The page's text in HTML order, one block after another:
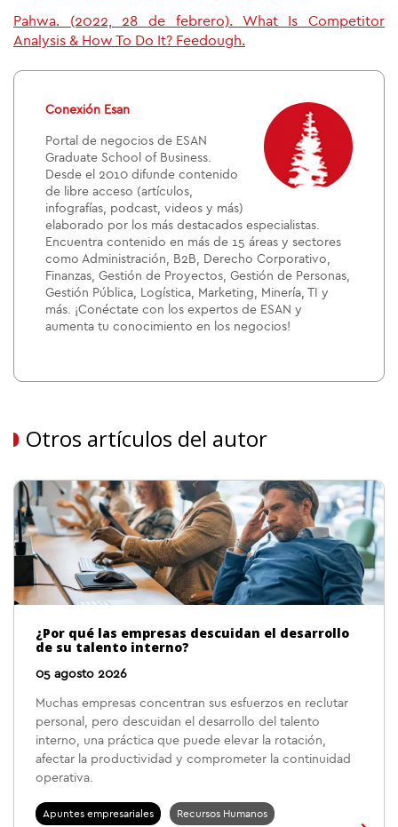
Pahwa. (2022, 28 de febrero). What Is Competitor
Analysis & How To Do It? Feedough.
Conexión Esan
Portal de negocios de ESAN
Graduate School of Business.
Desde el 2010 difunde contenido
de libre acceso (artículos,
infografías, podcast, videos y más)
elaborado por los más destacados especialistas.
Encuentra contenido en más de 15 áreas y sectores
como Administración, B2B, Derecho Corporativo,
Finanzas, Gestión de Proyectos, Gestión de Personas,
Gestión Pública, Logística, Marketing, Minería, TI y
más. ¡Conéctate con los expertos de ESAN y
aumenta tu conocimiento en los negocios!
Otros artículos del autor
¿Por qué las empresas descuidan el desarrollo
de su talento interno?
05 agosto 2026
Muchas empresas concentran sus esfuerzos en reclutar
personal, pero descuidan el desarrollo del talento
interno, una práctica que puede elevar la rotación,
afectar la productividad y comprometer la continuidad
operativa.
Apuntes empresariales Recursos Humanos